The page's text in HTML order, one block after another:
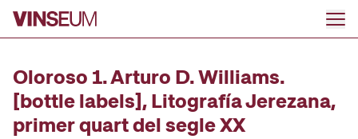
Go to content
Oloroso 1. Arturo D. Williams.
[bottle labels], Litografía Jerezana,
primer quart del segle XX